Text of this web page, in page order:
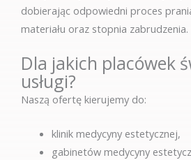
dobierając odpowiedni proces
materiału oraz stopnia zabrudzenia.
Dla jakich placówek
usługi?
Naszą ofertę kierujemy do:
klinik medycyny estetycznej,
gabinetów medycyny